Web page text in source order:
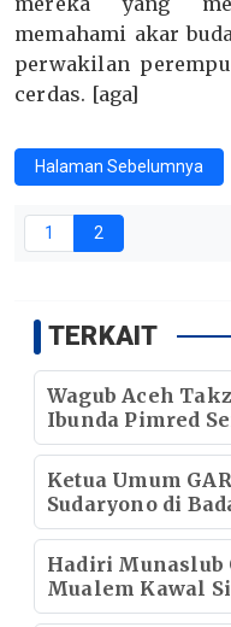
memahami akar
perwakilan
cerdas. [aga]
Halaman Sebelumnya
1 2
TERKAIT
Wagub Aceh
Ibunda Pimred
Ketua Umum
Sudaryono di
Menentukan
Pembangunan
Hadiri Munaslub
Mualem Kawal
Strategis